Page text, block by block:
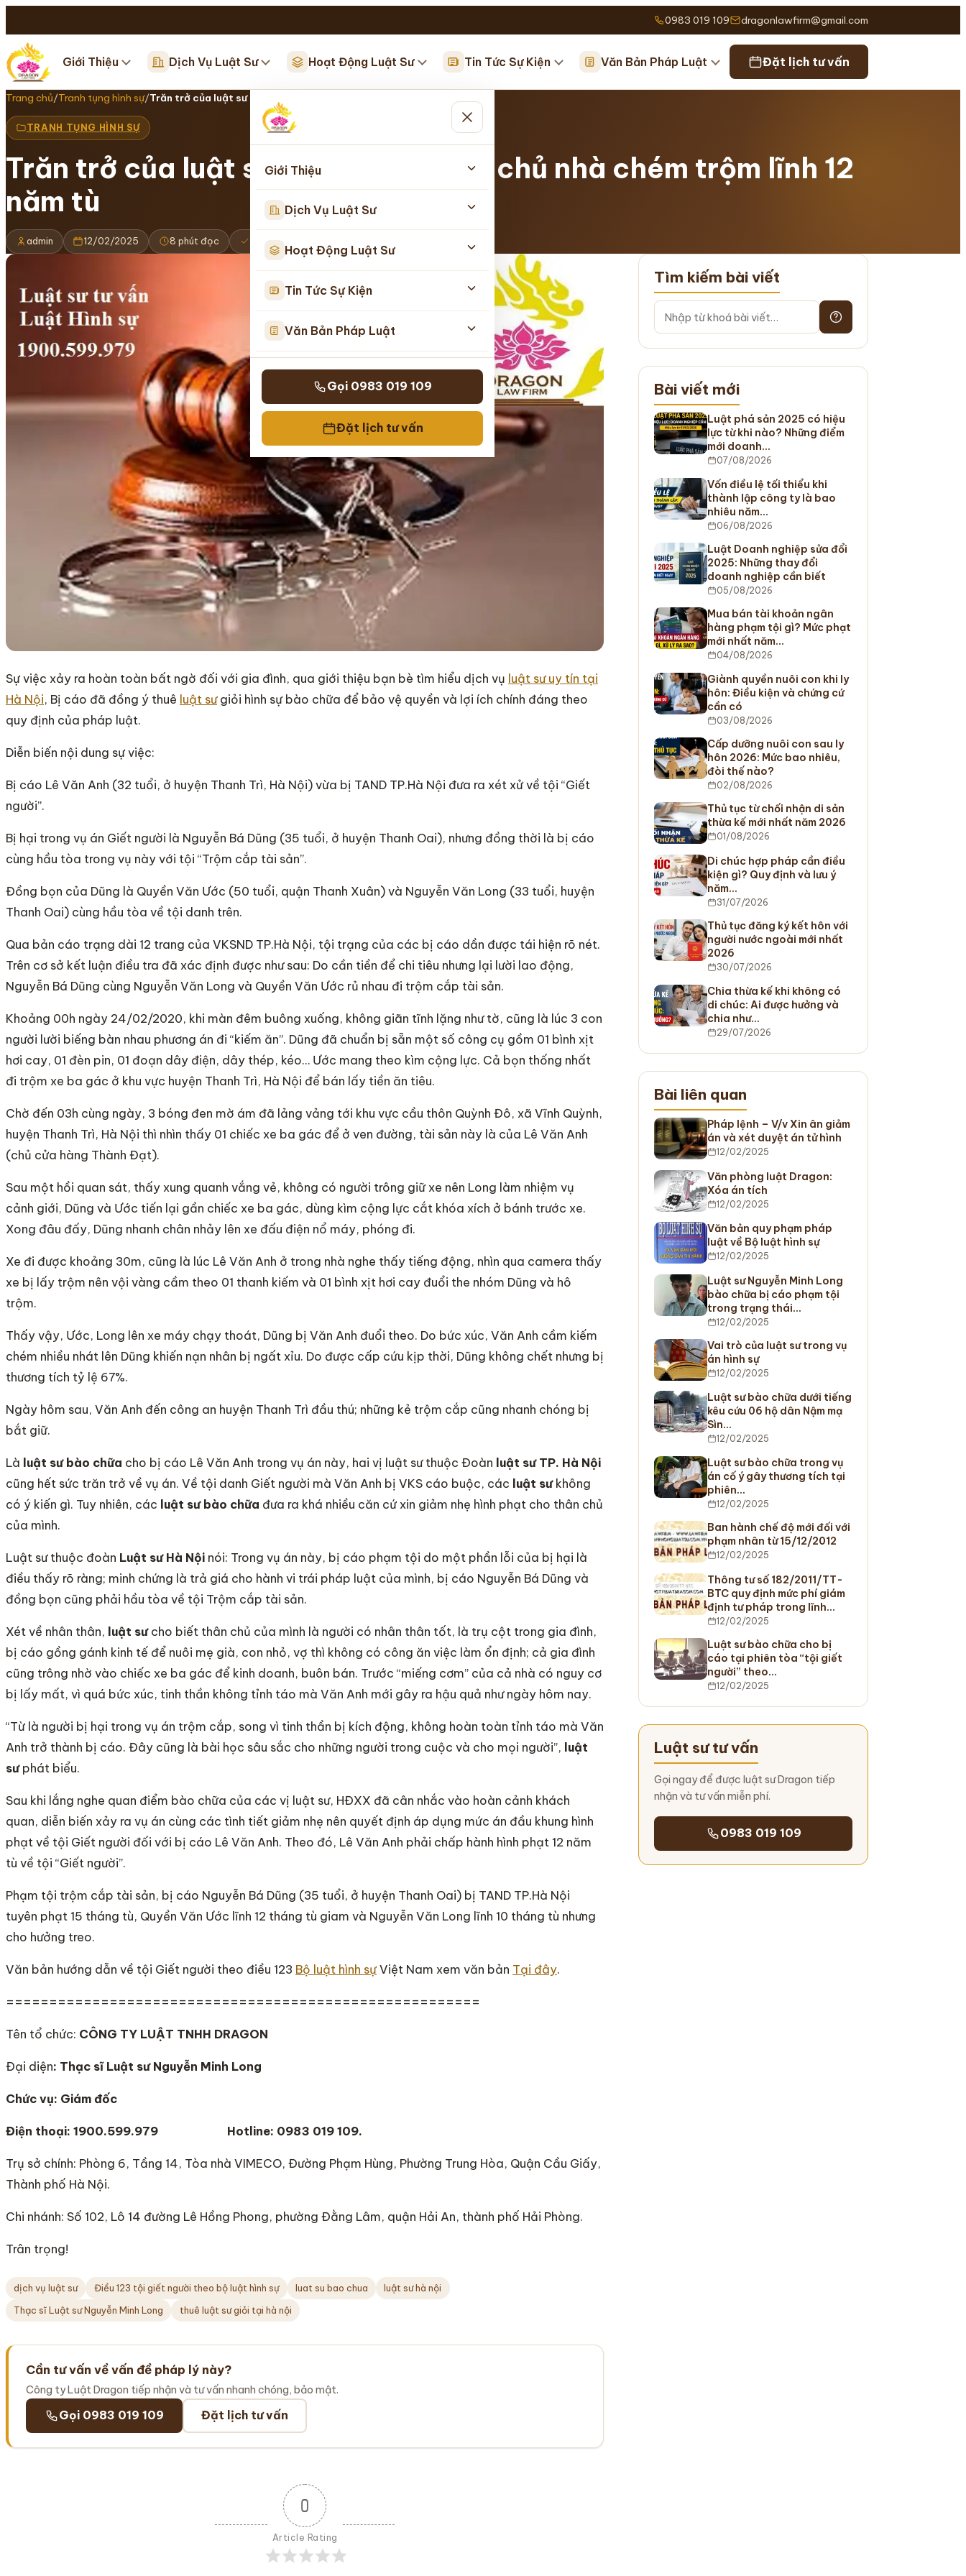
0983 019 109 dragonlawfirm@gmail.com
Giới Thiệu Dịch Vụ Luật Sư Hoạt Động Luật Sư Tin Tức Sự Kiện Văn Bản Pháp Luật Đặt lịch tư vấn
Giới Thiệu
Dịch Vụ Luật Sư
Hoạt Động Luật Sư
Tin Tức Sự Kiện
Văn Bản Pháp Luật
Gọi 0983 019 109
Đặt lịch tư vấn
Trang chủ/Tranh tụng hình sự/Trăn trở của luật sư bào chữa về vụ…
TRANH TỤNG HÌNH SỰ
Trăn trở của luật sư bào chữa về vụ chủ nhà chém trộm lĩnh 12
năm tù
admin 12/02/2025 8 phút đọc Cập nhật 16/05/2026
Sự việc xảy ra hoàn toàn bất ngờ đối với gia đình, qua giới thiệu bạn bè tìm hiểu dịch vụ luật sư uy tín tại
Hà Nội, Bị cáo đã đồng ý thuê luật sưgiỏi hình sự bào chữa để bảo vệ quyền và lợi ích chính đáng theo
quy định của pháp luật.
Diễn biến nội dung sự việc:
Bị cáo Lê Văn Anh (32 tuổi, ở huyện Thanh Trì, Hà Nội) vừa bị TAND TP.Hà Nội đưa ra xét xử về tội “Giết
người”.
Bị hại trong vụ án Giết người là Nguyễn Bá Dũng (35 tuổi, ở huyện Thanh Oai), nhưng đồng thời là bị cáo
cùng hầu tòa trong vụ này với tội “Trộm cắp tài sản”.
Đồng bọn của Dũng là Quyền Văn Ước (50 tuổi, quận Thanh Xuân) và Nguyễn Văn Long (33 tuổi, huyện
Thanh Oai) cùng hầu tòa về tội danh trên.
Qua bản cáo trạng dài 12 trang của VKSND TP.Hà Nội, tội trạng của các bị cáo dần được tái hiện rõ nét.
Trên cơ sở kết luận điều tra đã xác định được như sau: Do cần tiền để chi tiêu nhưng lại lười lao động,
Nguyễn Bá Dũng cùng Nguyễn Văn Long và Quyền Văn Ước rủ nhau đi trộm cắp tài sản.
Khoảng 00h ngày 24/02/2020, khi màn đêm buông xuống, không giãn tĩnh lặng như tờ, cũng là lúc 3 con
người lười biếng bàn nhau phương án đi “kiếm ăn”. Dũng đã chuẩn bị sẵn một số công cụ gồm 01 bình xịt
hơi cay, 01 đèn pin, 01 đoạn dây điện, dây thép, kéo… Ước mang theo kìm cộng lực. Cả bọn thống nhất
đi trộm xe ba gác ở khu vực huyện Thanh Trì, Hà Nội để bán lấy tiền ăn tiêu.
Chờ đến 03h cùng ngày, 3 bóng đen mờ ám đã lảng vảng tới khu vực cầu thôn Quỳnh Đô, xã Vĩnh Quỳnh,
huyện Thanh Trì, Hà Nội thì nhìn thấy 01 chiếc xe ba gác để ở ven đường, tài sản này là của Lê Văn Anh
(chủ cửa hàng Thành Đạt).
Sau một hồi quan sát, thấy xung quanh vắng vẻ, không có người trông giữ xe nên Long làm nhiệm vụ
cảnh giới, Dũng và Ước tiến lại gần chiếc xe ba gác, dùng kìm cộng lực cắt khóa xích ở bánh trước xe.
Xong đâu đấy, Dũng nhanh chân nhảy lên xe đấu điện nổ máy, phóng đi.
Xe đi được khoảng 30m, cũng là lúc Lê Văn Anh ở trong nhà nghe thấy tiếng động, nhìn qua camera thấy
xe bị lấy trộm nên vội vàng cầm theo 01 thanh kiếm và 01 bình xịt hơi cay đuổi the nhóm Dũng và hô
trộm.
Thấy vậy, Ước, Long lên xe máy chạy thoát, Dũng bị Văn Anh đuổi theo. Do bức xúc, Văn Anh cầm kiếm
chém nhiều nhát lên Dũng khiến nạn nhân bị ngất xỉu. Do được cấp cứu kịp thời, Dũng không chết nhưng bị
thương tích tỷ lệ 67%.
Ngày hôm sau, Văn Anh đến công an huyện Thanh Trì đầu thú; những kẻ trộm cắp cũng nhanh chóng bị
bắt giữ.
Là luật sư bào chữa cho bị cáo Lê Văn Anh trong vụ án này, hai vị luật sư thuộc Đoàn luật sư TP. Hà Nội
cũng hết sức trăn trở về vụ án. Về tội danh Giết người mà Văn Anh bị VKS cáo buộc, các luật sưkhông
có ý kiến gì. Tuy nhiên, các luật sư bào chữa đưa ra khá nhiều căn cứ xin giảm nhẹ hình phạt cho thân chủ
của mình.
Luật sư thuộc đoàn Luật sư Hà Nội nói: Trong vụ án này, bị cáo phạm tội do một phần lỗi của bị hại là
điều thấy rõ ràng; minh chứng là trả giá cho hành vi trái pháp luật của mình, bị cáo Nguyễn Bá Dũng và
đồng bọn cũng phải hầu tòa về tội Trộm cắp tài sản.
Xét về nhân thân, luật sưcho biết thân chủ của mình là người có nhân thân tốt, là trụ cột trong gia đình,
bị cáo gồng gánh kinh tế để nuôi mẹ già, con nhỏ, vợ thì không có công ăn việc làm ổn định; cả gia đình
cũng trông nhờ vào chiếc xe ba gác để kinh doanh, buôn bán. Trước “miếng cơm” của cả nhà có nguy cơ
bị lấy mất, vì quá bức xúc, tinh thần không tỉnh táo mà Văn Anh mới gây ra hậu quả như ngày hôm nay.
“Từ là người bị hại trong vụ án trộm cắp, song vì tinh thần bị kích động, không hoàn toàn tỉnh táo mà Văn
Anh trở thành bị cáo. Đây cũng là bài học sâu sắc cho những người trong cuộc và cho mọi người”, luật
sưphát biểu.
Sau khi lắng nghe quan điểm bào chữa của các vị luật sư, HĐXX đã cân nhắc vào hoàn cảnh khách
quan, diễn biến xảy ra vụ án cùng các tình tiết giảm nhẹ nên quyết định áp dụng mức án đầu khung hình
phạt về tội Giết người đối với bị cáo Lê Văn Anh. Theo đó, Lê Văn Anh phải chấp hành hình phạt 12 năm
tù về tội “Giết người”.
Phạm tội trộm cắp tài sản, bị cáo Nguyễn Bá Dũng (35 tuổi, ở huyện Thanh Oai) bị TAND TP.Hà Nội
tuyên phạt 15 tháng tù, Quyền Văn Ước lĩnh 12 tháng tù giam và Nguyễn Văn Long lĩnh 10 tháng tù nhưng
cho hưởng treo.
Văn bản hướng dẫn về tội Giết người theo điều 123 Bộ luật hình sựViệt Nam xem văn bản Tại đây.
=======================================================
Tên tổ chức: CÔNG TY LUẬT TNHH DRAGON
Đại diện: Thạc sĩ Luật sư Nguyễn Minh Long
Chức vụ: Giám đốc
Điện thoại: 1900.599.979 Hotline: 0983 019 109.
Trụ sở chính: Phòng 6, Tầng 14, Tòa nhà VIMECO, Đường Phạm Hùng, Phường Trung Hòa, Quận Cầu Giấy,
Thành phố Hà Nội.
Chi nhánh: Số 102, Lô 14 đường Lê Hồng Phong, phường Đằng Lâm, quận Hải An, thành phố Hải Phòng.
Trân trọng!
dịch vụ luật sư Điều 123 tội giết người theo bộ luật hình sự luat su bao chua
luật sư hà nội
Thạc sĩ Luật sư Nguyễn Minh Long
thuê luật sư giỏi tại hà nội
Cần tư vấn về vấn đề pháp lý này?
Công ty Luật Dragon tiếp nhận và tư vấn nhanh chóng, bảo mật.
Gọi 0983 019 109 Đặt lịch tư vấn
0
Article Rating
Tìm kiếm bài viết
Bài viết mới
Luật phá sản 2025 có hiệu
lực từ khi nào? Những điểm
mới doanh…
07/08/2026
Vốn điều lệ tối thiểu khi
thành lập công ty là bao
nhiêu năm…
06/08/2026
Luật Doanh nghiệp sửa đổi
2025: Những thay đổi
doanh nghiệp cần biết
05/08/2026
Mua bán tài khoản ngân
hàng phạm tội gì? Mức phạt
mới nhất năm…
04/08/2026
Giành quyền nuôi con khi ly
hôn: Điều kiện và chứng cứ
cần có
03/08/2026
Cấp dưỡng nuôi con sau ly
hôn 2026: Mức bao nhiêu,
đòi thế nào?
02/08/2026
Thủ tục từ chối nhận di sản
thừa kế mới nhất năm 2026
01/08/2026
Di chúc hợp pháp cần điều
kiện gì? Quy định và lưu ý
năm…
31/07/2026
Thủ tục đăng ký kết hôn với
người nước ngoài mới nhất
2026
30/07/2026
Chia thừa kế khi không có
di chúc: Ai được hưởng và
chia như…
29/07/2026
Bài liên quan
Pháp lệnh – V/v Xin ân giảm
án và xét duyệt án tử hình
12/02/2025
Văn phòng luật Dragon:
Xóa án tích
12/02/2025
Văn bản quy phạm pháp
luật về Bộ luật hình sự
12/02/2025
Luật sư Nguyễn Minh Long
bào chữa bị cáo phạm tội
trong trạng thái…
12/02/2025
Vai trò của luật sư trong vụ
án hình sự
12/02/2025
Luật sư bào chữa dưới tiếng
kêu cứu 06 hộ dân Nậm mạ
Sìn…
12/02/2025
Luật sư bào chữa trong vụ
án cố ý gây thương tích tại
phiên…
12/02/2025
Ban hành chế độ mới đối với
phạm nhân từ 15/12/2012
12/02/2025
Thông tư số 182/2011/TT-
BTC quy định mức phí giám
định tư pháp trong lĩnh…
12/02/2025
Luật sư bào chữa cho bị
cáo tại phiên tòa “tội giết
người” theo…
12/02/2025
Luật sư tư vấn
Gọi ngay để được luật sư Dragon tiếp
nhận và tư vấn miễn phí.
0983 019 109